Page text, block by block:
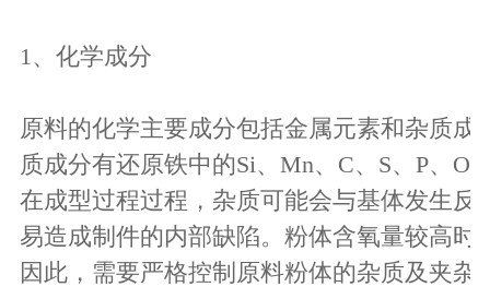
1、化学成分
原料的化学主要成分包括金属元素和杂质
质成分有还原铁中的Si、Mn、C、S、P、
在成型过程过程，杂质可能会与基体发生
易造成制件的内部缺陷。粉体含氧量较高
因此，需要严格控制原料粉体的杂质及夹